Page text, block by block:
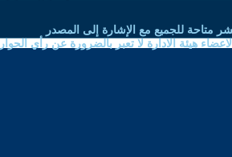
متاحة للجميع مع الإشارة إلى المصدر
هيئة الادارة لا تعبر بالضرورة عن رأي